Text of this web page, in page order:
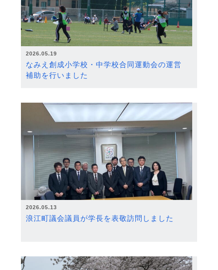
2026.05.19
なみえ創成小学校・中学校合同運動会の運営
補助を行いました
2026.05.13
浪江町議会議員が学長を表敬訪問しました